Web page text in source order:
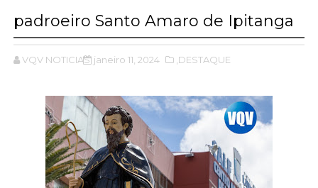
padroeiro Santo Amaro de Ipitanga
VQV NOTICIAS janeiro 11, 2024 ,DESTAQUE